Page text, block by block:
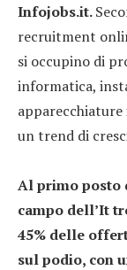
Infojobs.it.
recruitment
si occupino di
informatica,
un trend di
Al primo posto
campo dell’It
45% delle
sul podio, con